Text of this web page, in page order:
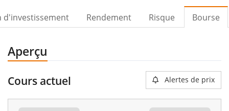
d'investissement Rendement Risque Bourse
Aperçu
Cours actuel Alertes de prix